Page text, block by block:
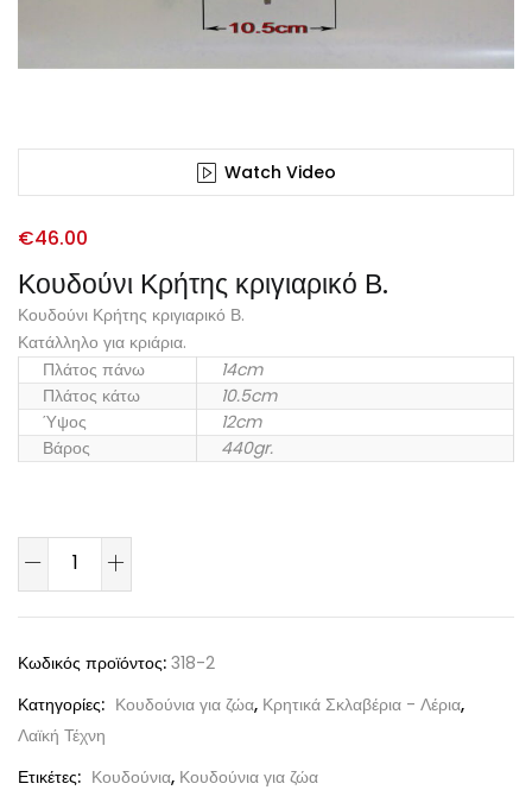
Watch Video
Κουδούνι Κρήτης κριγιαρικό Β.
€46.00
Κουδούνι Κρήτης κριγιαρικό Β.
Κατάλληλο για κριάρια.
Πλάτος πάνω
14cm
Πλάτος κάτω
10.5cm
Ύψος
12cm
Βάρος
440gr.
Κωδικός προϊόντος: 318-2
Κατηγορίες: Κουδούνια για ζώα, Κρητικά Σκλαβέρια - Λέρια,
Λαϊκή Τέχνη
Ετικέτες: Κουδούνια, Κουδούνια για ζώα